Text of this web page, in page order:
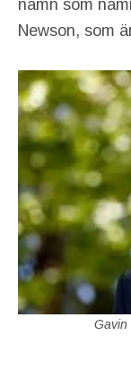
namn som
Newson, som
Gavin